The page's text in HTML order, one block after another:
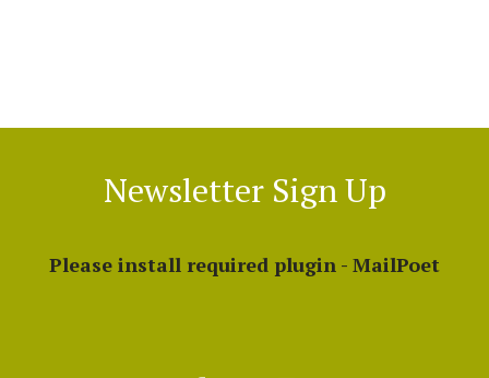
Newsletter Sign Up
Please install required plugin - MailPoet